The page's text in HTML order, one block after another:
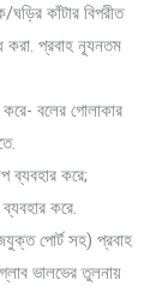
কাঁটার বিপরীত
করা. প্রবাহ ন্যূনতম
বলের গোলাকার
ব্যবহার করে;
করে.
পোর্ট সহ) প্রবাহ
ভালভের তুলনায়